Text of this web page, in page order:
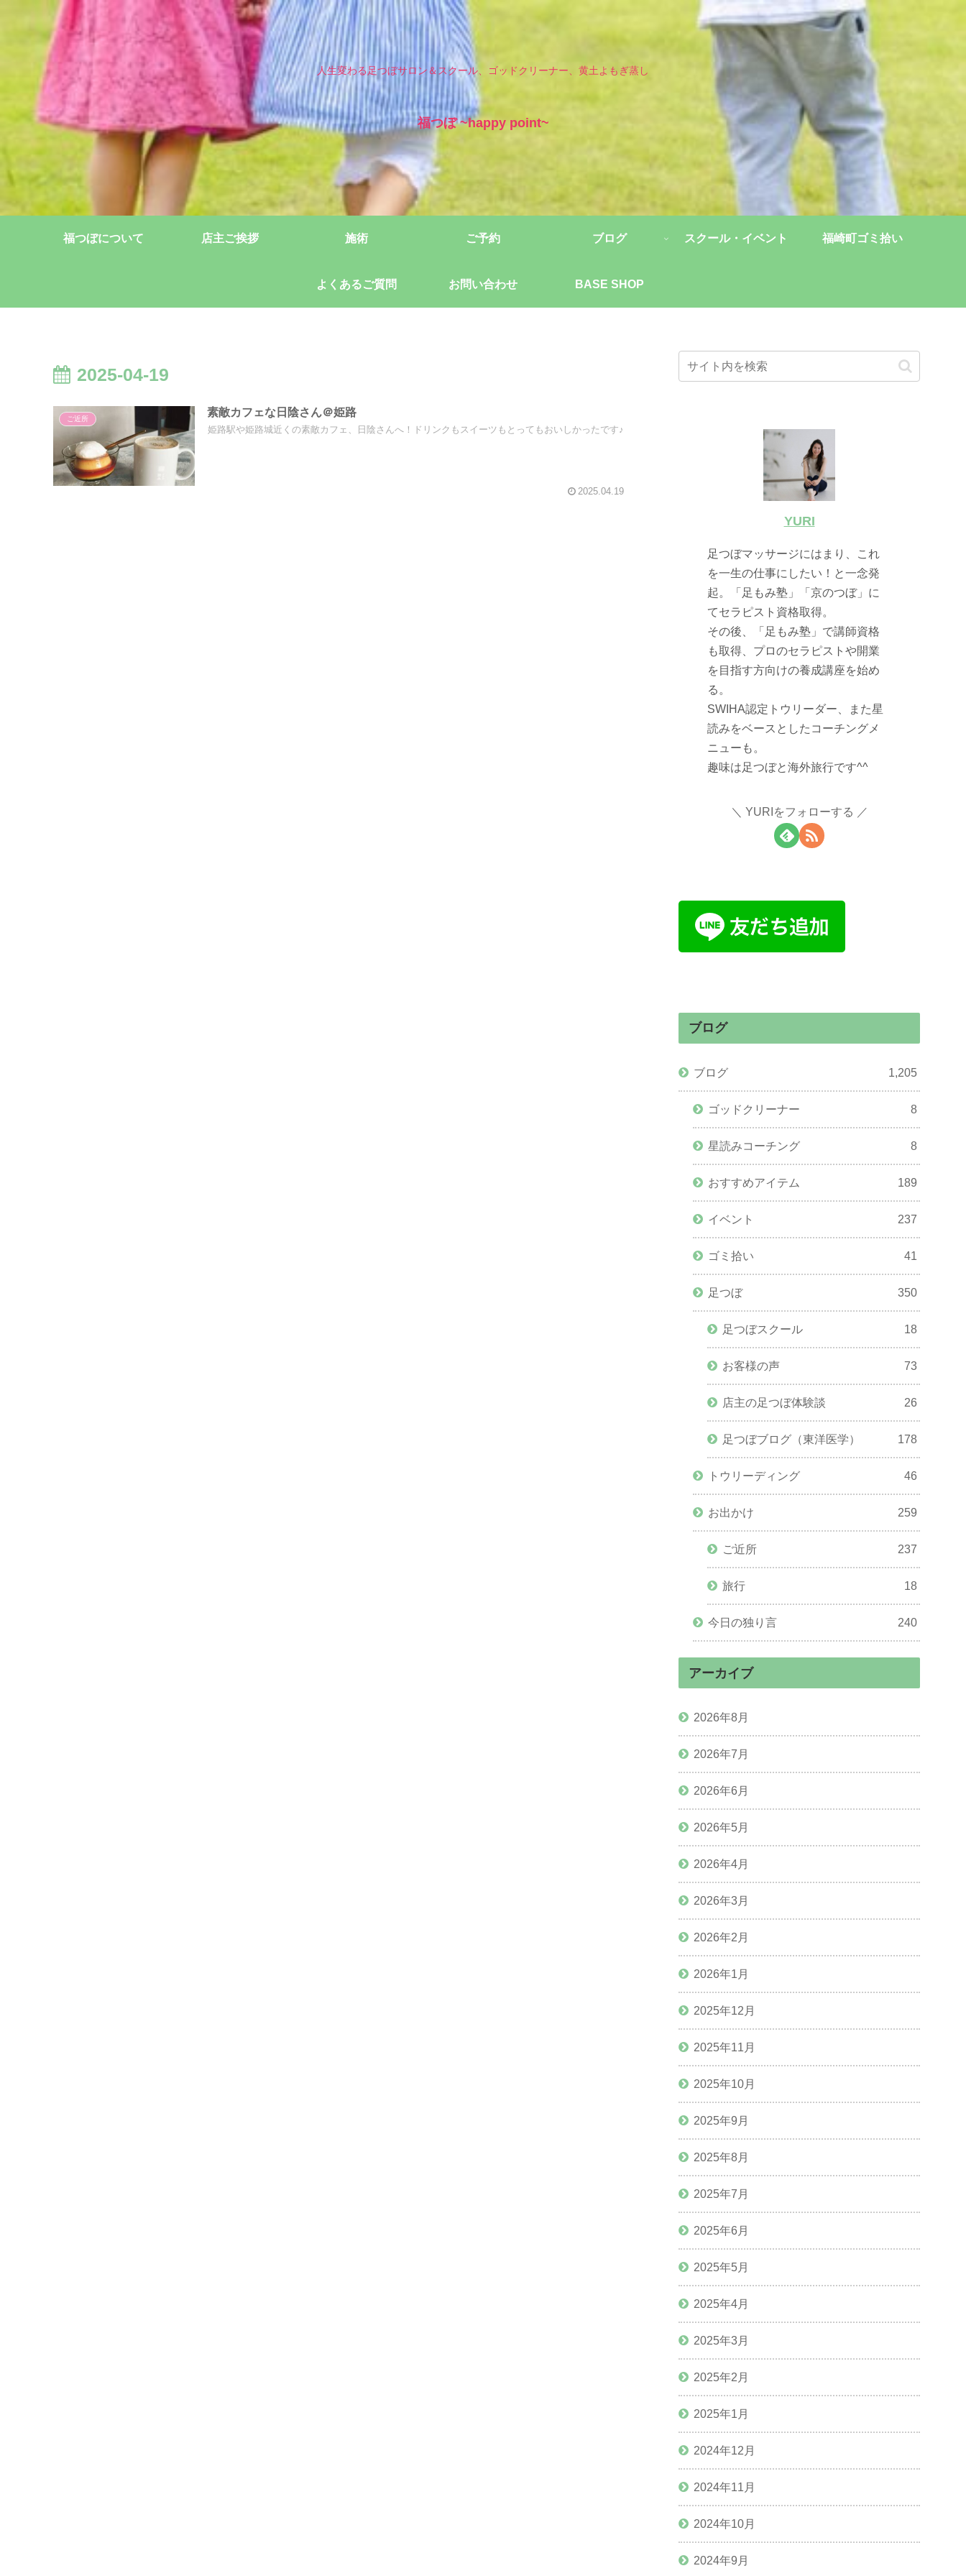
人生変わる足つぼサロン＆スクール、ゴッドクリーナー、黄土よもぎ蒸し
福つぼ ~happy point~
福つぼについて 店主ご挨拶 施術 ご予約 ブログ スクール・イベント 福崎町ゴミ拾い
よくあるご質問 お問い合わせ BASE SHOP
2025-04-19
ご近所
素敵カフェな日陰さん＠姫路
姫路駅や姫路城近くの素敵カフェ、日陰さんへ！ドリンクもスイーツもとってもおいしかったです♪
2025.04.19
YURI
足つぼマッサージにはまり、これ
を一生の仕事にしたい！と一念発
起。「足もみ塾」「京のつぼ」に
てセラピスト資格取得。
その後、「足もみ塾」で講師資格
も取得、プロのセラピストや開業
を目指す方向けの養成講座を始め
る。
SWIHA認定トウリーダー、また星
読みをベースとしたコーチングメ
ニューも。
趣味は足つぼと海外旅行です^^
YURIをフォローする
ブログ
ブログ 1,205
ゴッドクリーナー 8
星読みコーチング 8
おすすめアイテム 189
イベント 237
ゴミ拾い 41
足つぼ 350
足つぼスクール 18
お客様の声 73
店主の足つぼ体験談 26
足つぼブログ（東洋医学） 178
トウリーディング 46
お出かけ 259
ご近所 237
旅行 18
今日の独り言 240
アーカイブ
2026年8月
2026年7月
2026年6月
2026年5月
2026年4月
2026年3月
2026年2月
2026年1月
2025年12月
2025年11月
2025年10月
2025年9月
2025年8月
2025年7月
2025年6月
2025年5月
2025年4月
2025年3月
2025年2月
2025年1月
2024年12月
2024年11月
2024年10月
2024年9月